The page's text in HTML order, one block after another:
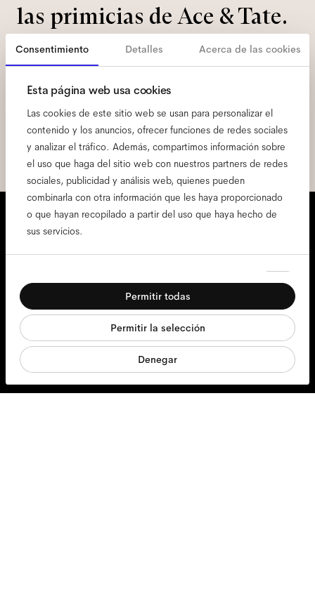
Consentimiento Detalles Acerca de las cookies
Esta página web usa cookies
Las cookies de este sitio web se usan para personalizar el
contenido y los anuncios, ofrecer funciones de redes sociales
y analizar el tráfico. Además, compartimos información sobre
el uso que haga del sitio web con nuestros partners de redes
sociales, publicidad y análisis web, quienes pueden
combinarla con otra información que les haya proporcionado
o que hayan recopilado a partir del uso que haya hecho de
sus servicios.
consentimiento
Necesarias
Preferencias
Estadística
Marketing
Permitir todas
Permitir la selección
Denegar
las primicias de Ace & Tate.
Correo
electrónico*
Aquí doy mi consentimiento para el tratamiento de mis datos personales
y he leído el política de privacidad*.
Apúntame
Estamos aquí para ayudarte
Gafas
Gafas de sol
Lentillas